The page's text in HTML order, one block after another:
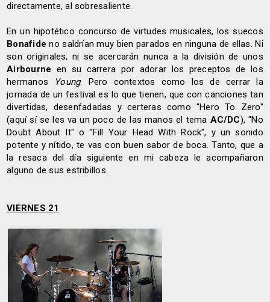
directamente, al sobresaliente.
En un hipotético concurso de virtudes musicales, los suecos
Bonafide no saldrían muy bien parados en ninguna de ellas. Ni
son originales, ni se acercarán nunca a la división de unos
Airbourne en su carrera por adorar los preceptos de los
hermanos
Young. Pero contextos como los de cerrar la
jornada de un festival es lo que tienen, que con canciones tan
divertidas, desenfadadas y certeras como "Hero To Zero"
(aquí sí se les va un poco de las manos el tema AC/DC), "No
Doubt About It" o "Fill Your Head With Rock", y un sonido
potente y nítido, te vas con buen sabor de boca. Tanto, que a
la resaca del día siguiente en mi cabeza le acompañaron
alguno de sus estribillos.
VIERNES 21